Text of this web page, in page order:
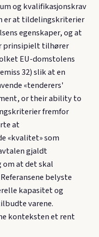
og kvalifikasjonskrav
er at tildelingskriterier
egenskaper, og at
prinsipielt tilhører
EU-domstolens
32) slik at en
«tenderers'
or their ability to
fremfor
at
«kvalitet» som
gjaldt
at det skal
belyste
kapasitet og
varene.
konteksten et rent